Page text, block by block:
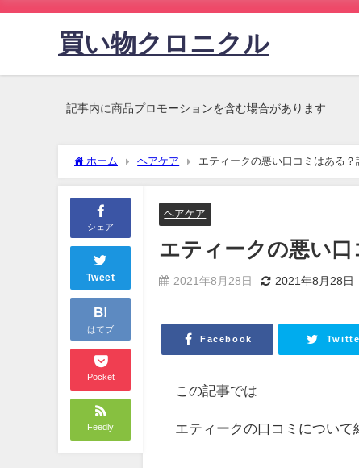
買い物クロニクル
記事内に商品プロモーションを含む場合があります
ホーム ヘアケア エティークの悪い口コミはある？
シェア
Tweet
B!
はてブ
Pocket
Feedly
ヘアケア
エティークの悪い口
2021年8月28日 2021年8月28日
Facebook
この記事では
エティークの口コミについて